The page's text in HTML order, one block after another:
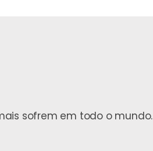
sofrem em todo o mundo.